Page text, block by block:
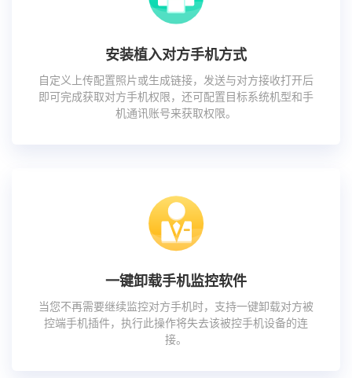
安装植入对方手机方式
自定义上传配置照片或生成链接，发送与对方接收打开后
即可完成获取对方手机权限，还可配置目标系统机型和手
机通讯账号来获取权限。
一键卸载手机监控软件
当您不再需要继续监控对方手机时，支持一键卸载对方被
控端手机插件，执行此操作将失去该被控手机设备的连
接。